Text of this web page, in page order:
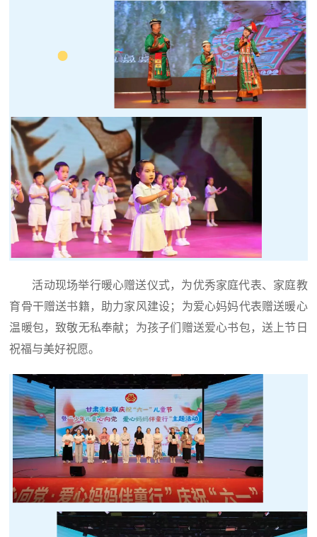
活动现场举行暖心赠送仪式，为优秀家庭代表、家庭教
育骨干赠送书籍，助力家风建设；为爱心妈妈代表赠送暖心
温暖包，致敬无私奉献；为孩子们赠送爱心书包，送上节日
祝福与美好祝愿。